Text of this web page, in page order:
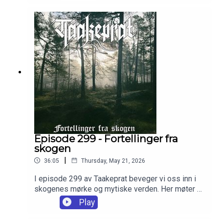
Taakeprat dykker vi igjen ned i den beryktede
giftmorderskandalen som trakk både adelsfolk,
spåkoner og kongens nærmeste inn i en verden
av begjær, frykt og mørke ritualer.
Episode 299 - Fortellinger fra
skogen
36:05 | Thursday, May 21, 2026
I episode 299 av Taakeprat beveger vi oss inn i
skogenes mørke og mytiske verden. Her møter vi
mosefolk, dryader, skogsånder, levende trær og
eldgamle vesener som har gjemt seg mellom
Play